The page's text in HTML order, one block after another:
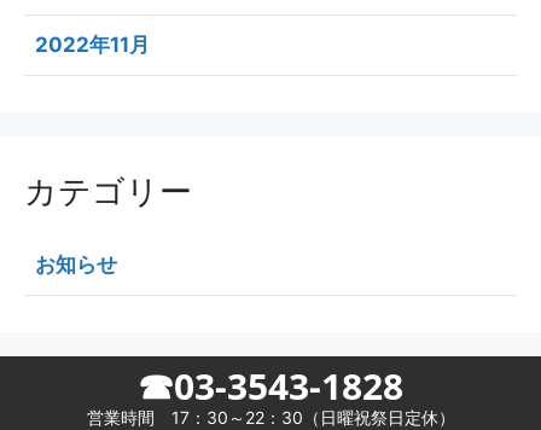
2022年11月
カテゴリー
お知らせ
☎03-3543-1828
営業時間 17：30～22：30（日曜祝祭日定休）